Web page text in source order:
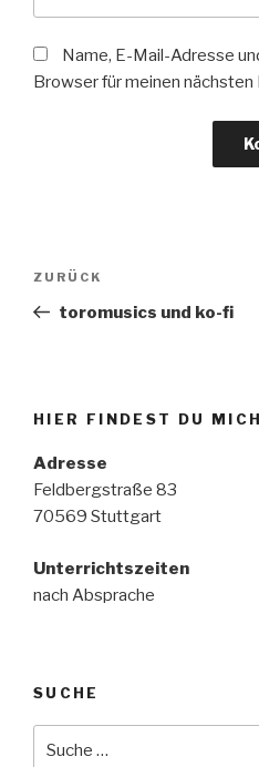
Name, E-Mail-Adresse
Browser für meinen
Beitragsnavigation
Vorheriger
Beitrag
ZURÜCK
toromusics und ko-fi
HIER FINDEST DU MICH
Adresse
Feldbergstraße 83
70569 Stuttgart
Unterrichtszeiten
nach Absprache
SUCHE